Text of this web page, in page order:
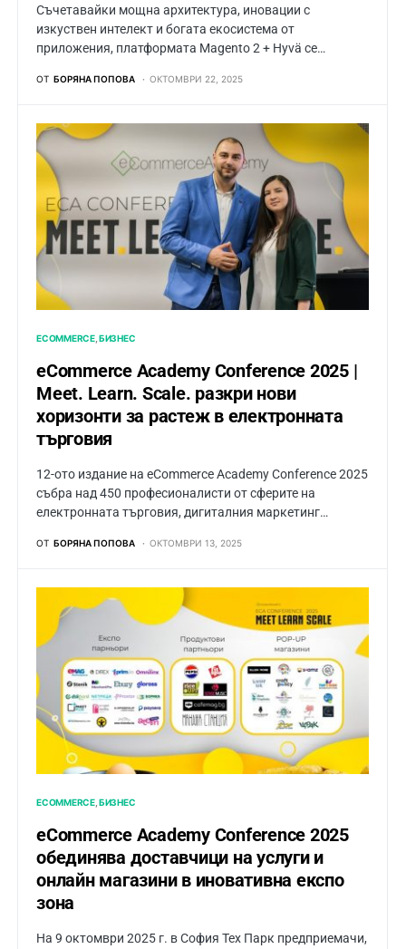
Съчетавайки мощна архитектура, иновации с
изкуствен интелект и богата екосистема от
приложения, платформата Magento 2 + Hyvä се…
ОТ БОРЯНА ПОПОВА ОКТОМВРИ 22, 2025
ECOMMERCE БИЗНЕС
eCommerce Academy Conference 2025 |
Meet. Learn. Scale. разкри нови
хоризонти за растеж в електронната
търговия
12-ото издание на eCommerce Academy Conference 2025
събра над 450 професионалисти от сферите на
електронната търговия, дигиталния маркетинг…
ОТ БОРЯНА ПОПОВА ОКТОМВРИ 13, 2025
ECOMMERCE БИЗНЕС
eCommerce Academy Conference 2025
обединява доставчици на услуги и
онлайн магазини в иновативна експо
зона
На 9 октомври 2025 г. в София Тех Парк предприемачи,